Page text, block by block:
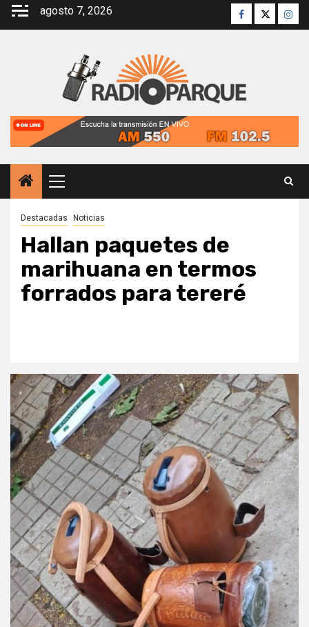
Saltar
agosto 7, 2026 Facebook
Twitter
Menú
principal
Destacadas Noticias
Hallan paquetes de
marihuana en termos
forrados para tereré